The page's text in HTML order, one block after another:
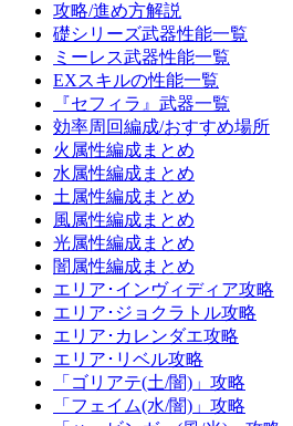
攻略/進め方解説
礎シリーズ武器性能一覧
ミーレス武器性能一覧
EXスキルの性能一覧
『セフィラ』武器一覧
効率周回編成/おすすめ場所
火属性編成まとめ
水属性編成まとめ
土属性編成まとめ
風属性編成まとめ
光属性編成まとめ
闇属性編成まとめ
エリア･インヴィディア攻略
エリア･ジョクラトル攻略
エリア･カレンダエ攻略
エリア･リベル攻略
「ゴリアテ(土/闇)」攻略
「フェイム(水/闇)」攻略